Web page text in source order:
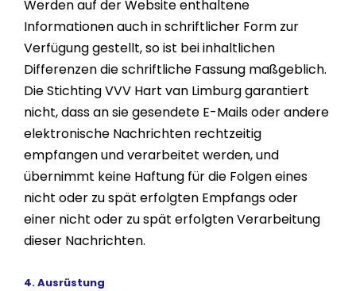
Werden auf der Website enthaltene
Informationen auch in schriftlicher Form zur
Verfügung gestellt, so ist bei inhaltlichen
Differenzen die schriftliche Fassung maßgeblich.
Die Stichting VVV Hart van Limburg garantiert
nicht, dass an sie gesendete E-Mails oder andere
elektronische Nachrichten rechtzeitig
empfangen und verarbeitet werden, und
übernimmt keine Haftung für die Folgen eines
nicht oder zu spät erfolgten Empfangs oder
einer nicht oder zu spät erfolgten Verarbeitung
dieser Nachrichten.
4. Ausrüstung